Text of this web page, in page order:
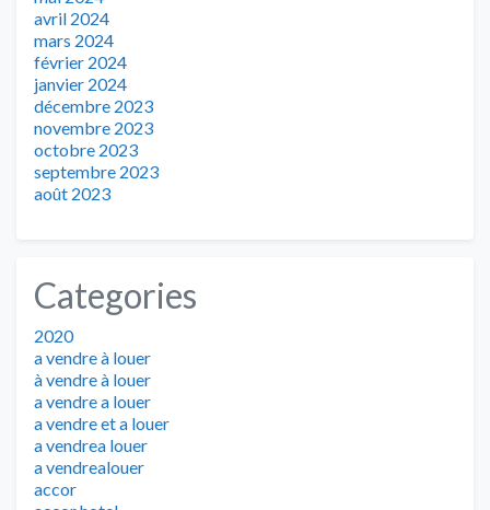
avril 2024
mars 2024
février 2024
janvier 2024
décembre 2023
novembre 2023
octobre 2023
septembre 2023
août 2023
Categories
2020
a vendre à louer
à vendre à louer
a vendre a louer
a vendre et a louer
a vendrea louer
a vendrealouer
accor